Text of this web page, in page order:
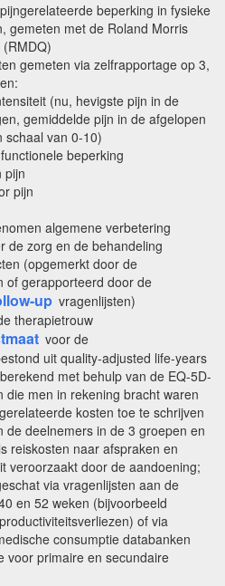
beperking in fysieke
gemeten met de Roland Morris
gemeten via zelfrapportage op 3,
(nu, hevigste pijn in de
gemiddelde pijn in de afgelopen
schaal van 0-10)
beperking
pijn
pijn
algemene verbetering
de zorg en de behandeling
(opgemerkt door de
of gerapporteerd door de
up vragenlijsten)
therapietrouw
voor de
uit quality-adjusted life-years
met behulp van de EQ-5D-
die men in rekening bracht waren
kosten toe te schrijven
de deelnemers in de 3 groepen en
reiskosten naar afspraken en
veroorzaakt door de aandoening;
via vragenlijsten aan de
en 52 weken (bijvoorbeeld
of via
consumptie databanken
voor primaire en secundaire